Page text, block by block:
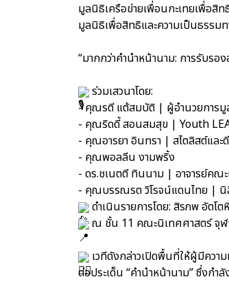
มูลนิธิเครือข่ายเพื่อนกะเทยเพื่อ
มูลนิธิเพื่อสิทธิและความเป็นธรรม
“มากกว่าคำนำหน้านาม: การรับร
ร่วมเสวนาโดย:
- คุณรตี แต้สมบัติ | ผู้อำนวยการมู
- คุณริดดี้ สอนสมสุข | Youth
- คุณอารยา อินทรา | สไตลิสต์และดี
- คุณพอลลีน งามพริ้ง
- ดร.ชเนตตี ทินนาม | อาจารย์คณ
- คุณบรรณรต วิโรจน์แดนไทย |
ดำเนินรายการโดย: สิรภพ อัตโ
ณ ชั้น 11 คณะนิเทศศาสตร์ จุ
เวทีดังกล่าวเปิดพื้นที่ให้ผู้มีควา
ต่อประเด็น “คำนำหน้านาม” ซึ่งกำ